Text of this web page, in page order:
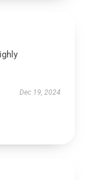
Dec 19, 2024